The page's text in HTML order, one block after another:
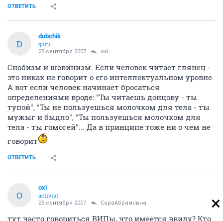
ОТВЕТИТЬ
D
dubchik
guru
25 сентября 2007 oxi
Снобизм и шовинизм. Если человек читает глянец -
это никак не говорит о его интеллектуальном уровне.
А вот если человек начинает бросаться
определениями вроде: "Ты читаешь донцову - ты
тупой", "Ты не пользуешься молочком для тела - ты
мужыг и быдло", "Ты пользуешься молочком для
тела - ты гомогей"... Да в принципе тоже ни о чем не
говорит
ОТВЕТИТЬ
O
oxi
activist
25 сентября 2007 СараАбрамовна
тут часто говориться ВИПы, что имеется ввиду? Кто